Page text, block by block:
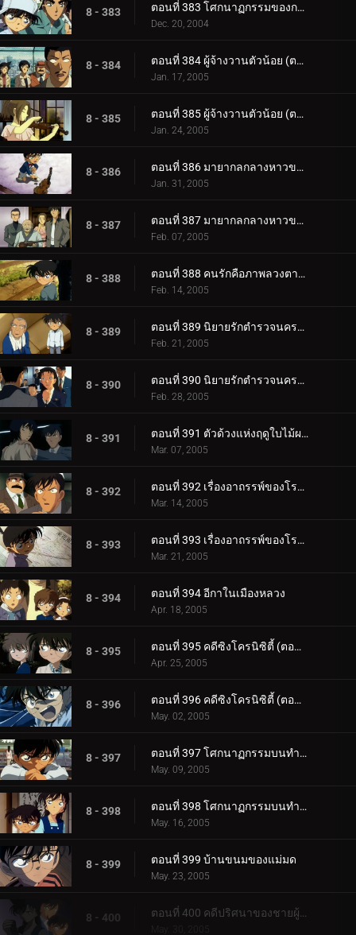
8 - 383 ตอนที่ 383 โศกนาฏกรรมของการแข่งตกปลา (ตอนจบ)
Dec. 20, 2004
8 - 384 ตอนที่ 384 ผู้จ้างวานตัวน้อย (ตอนแรก)
Jan. 17, 2005
8 - 385 ตอนที่ 385 ผู้จ้างวานตัวน้อย (ตอนจบ)
Jan. 24, 2005
8 - 386 ตอนที่ 386 มายากลกลางหาวของจอมโจรคิด (ตอนพิเศษ ตอนแรก)
Jan. 31, 2005
8 - 387 ตอนที่ 387 มายากลกลางหาวของจอมโจรคิด (ตอนพิเศษ ตอนจบ)
Feb. 07, 2005
8 - 388 ตอนที่ 388 คนรักคือภาพลวงตาของฤดูใบไม้ผลิ
Feb. 14, 2005
8 - 389 ตอนที่ 389 นิยายรักตำรวจนครบาล ภาค 5 (ตอนแรก)
Feb. 21, 2005
8 - 390 ตอนที่ 390 นิยายรักตำรวจนครบาล ภาค 5 (ตอนจบ)
Feb. 28, 2005
8 - 391 ตอนที่ 391 ตัวด้วงแห่งฤดูใบไม้ผลิอันน่าฉงน
Mar. 07, 2005
8 - 392 ตอนที่ 392 เรื่องอาถรรพ์ของโรงเรียนเทตัน (ตอนแรก)
Mar. 14, 2005
8 - 393 ตอนที่ 393 เรื่องอาถรรพ์ของโรงเรียนเทตัน (ตอนจบ)
Mar. 21, 2005
8 - 394 ตอนที่ 394 อีกาในเมืองหลวง
Apr. 18, 2005
8 - 395 ตอนที่ 395 คดีซิงโครนิซิตี้ (ตอนแรก)
Apr. 25, 2005
8 - 396 ตอนที่ 396 คดีซิงโครนิซิตี้ (ตอนจบ)
May. 02, 2005
8 - 397 ตอนที่ 397 โศกนาฏกรรมบนทำนบกันคลื่น (ตอนแรก)
May. 09, 2005
8 - 398 ตอนที่ 398 โศกนาฏกรรมบนทำนบกันคลื่น (ตอนจบ)
May. 16, 2005
8 - 399 ตอนที่ 399 บ้านขนมของแม่มด
May. 23, 2005
8 - 400 ตอนที่ 400 คดีปริศนาของชายผู้โชคดี